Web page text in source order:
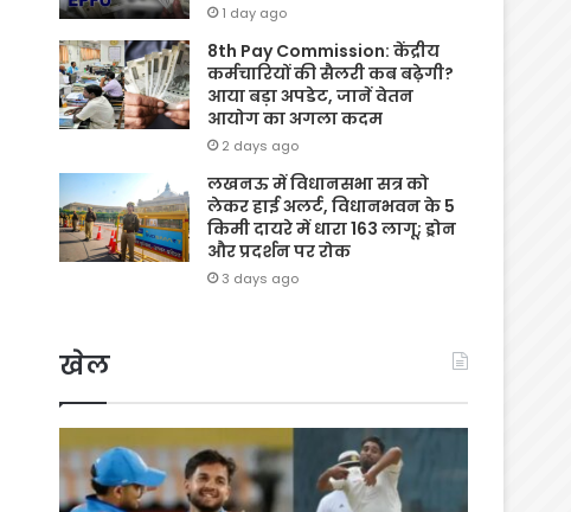
1 day ago
8th Pay Commission: केंद्रीय
कर्मचारियों की सैलरी कब बढ़ेगी?
आया बड़ा अपडेट, जानें वेतन
आयोग का अगला कदम
2 days ago
लखनऊ में विधानसभा सत्र को
लेकर हाई अलर्ट, विधानभवन के 5
किमी दायरे में धारा 163 लागू; ड्रोन
और प्रदर्शन पर रोक
3 days ago
खेल